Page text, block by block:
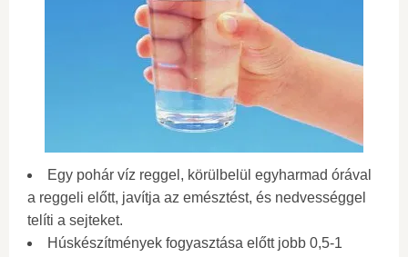
Egy pohár víz reggel, körülbelül egyharmad órával
a reggeli előtt, javítja az emésztést, és nedvességgel
telíti a sejteket.
Húskészítmények fogyasztása előtt jobb 0,5-1